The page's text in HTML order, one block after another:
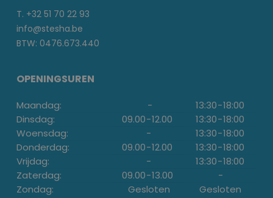
T. +32 51 70 22 93
info@stesha.be
BTW: 0476.673.440
OPENINGSUREN
Maandag: - 13:30-18:00
Dinsdag:
09.00-12.00 13:30-18:00
Woensdag:
- 13:30-18:00
Donderdag:
09.00-12.00 13:30-18:00
Vrijdag:
- 13:30-18:00
Zaterdag:
09.00-13.00
-
Zondag:
Gesloten Gesloten